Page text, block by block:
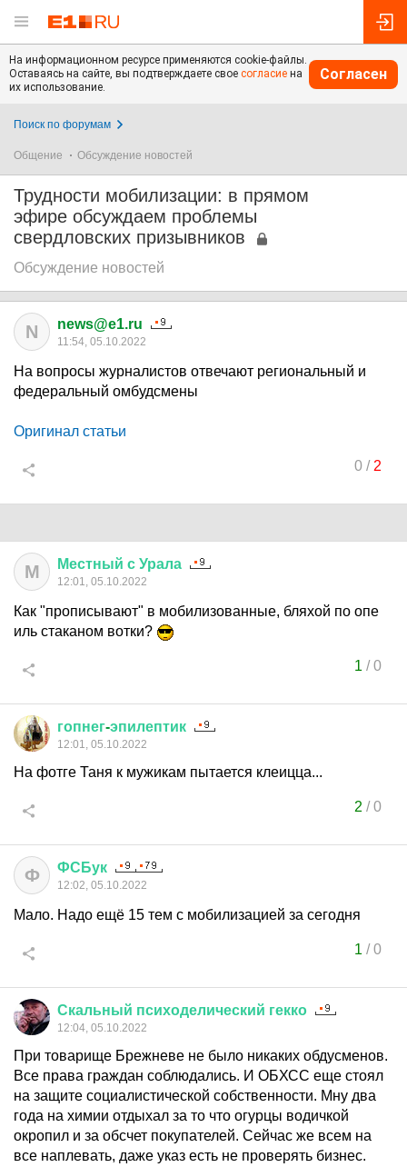
На информационном ресурсе применяются cookie-файлы.
Оставаясь на сайте, вы подтверждаете свое согласие на
их использование.
Согласен
Поиск по форумам
Общение Обсуждение новостей
Трудности мобилизации: в прямом
эфире обсуждаем проблемы
свердловских призывников
Обсуждение новостей
N news@e1.ru
11:54, 05.10.2022
На вопросы журналистов отвечают региональный и
федеральный омбудсмены
Оригинал статьи
0/ 2
М Местный с Урала
12:01, 05.10.2022
Как "прописывают" в мобилизованные, бляхой по опе
иль стаканом вотки?
1 /0
гопнег-эпилептик
12:01, 05.10.2022
На фотге Таня к мужикам пытается клеицца...
2 /0
Ф ФСБук
12:02, 05.10.2022
Мало. Надо ещё 15 тем с мобилизацией за сегодня
1 /0
Скальный психоделический гекко
12:04, 05.10.2022
При товарище Брежневе не было никаких обдусменов.
Все права граждан соблюдались. И ОБХСС еще стоял
на защите социалистической собственности. Мну два
года на химии отдыхал за то что огурцы водичкой
окропил и за обсчет покупателей. Сейчас же всем на
все наплевать, даже указ есть не проверять бизнес.